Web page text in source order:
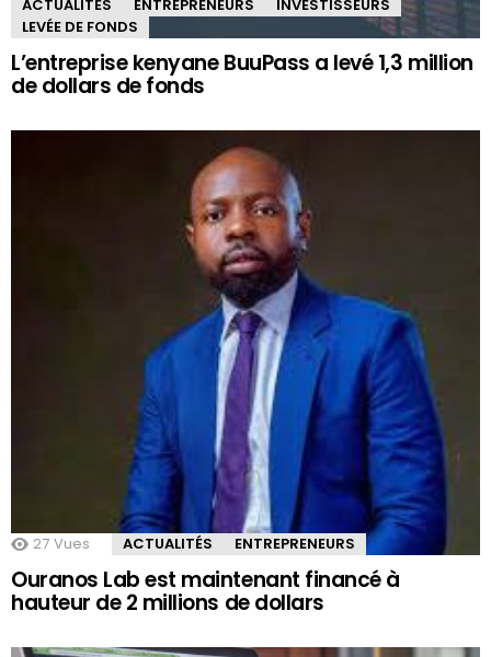
ACTUALITÉS ENTREPRENEURS
INVESTISSEURS
LEVÉE DE FONDS
L’entreprise kenyane BuuPass a levé 1,3 million
de dollars de fonds
27 Vues ACTUALITÉS ENTREPRENEURS
Ouranos Lab est maintenant financé à
hauteur de 2 millions de dollars